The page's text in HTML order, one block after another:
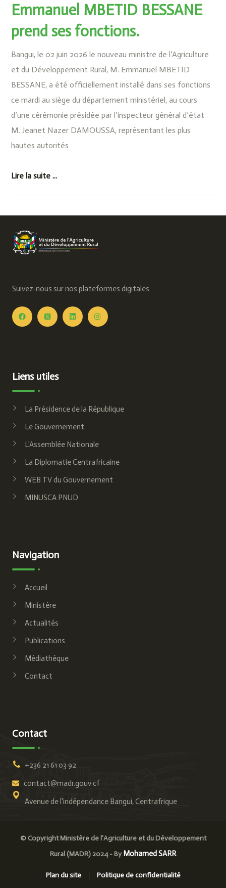
Emmanuel MBETID BESSANE
prend ses fonctions.
Bangui, le 02 juin 2026 le nouveau ministre de l’Agriculture
et du Développement Rural, M. Emmanuel MBETID
BESSANE, a été officiellement installé dans ses fonctions
ce mardi au siège du département ministériel, au cours
d’une cérémonie présidée par l’inspecteur général d’état
M. Jeanet Nazer DAMOUSSA, représentant les plus
hautes autorités
Lire la suite ...
Suivez-nous sur nos plateformes digitales
Liens utiles
La Présidence de la République
Le Gouvernement
L'Assemblée Nationale
La Diplomatie Centrafricaine
WEB TV du Gouvernement
MINUSCA PNUD
Navigation
Accueil
Ministère
Actualités
Publications
Médiathèque
Contact
Contact
+236 21 61 03 92
contact@madr.gouv.cf
Avenue de l'indépendance Bangui, Centrafrique
© Copyright Ministère de l'Agriculture et du Développement
Rural (MADR) 2024 - By Mohamed SARR
Plan du site Politique de confidentialité